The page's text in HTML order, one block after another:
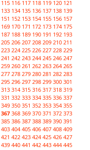
115 116 117 118 119 120 121
133 134 135 136 137 138 139
151 152 153 154 155 156 157
169 170 171 172 173 174 175
187 188 189 190 191 192 193
205 206 207 208 209 210 211
223 224 225 226 227 228 229
241 242 243 244 245 246 247
259 260 261 262 263 264 265
277 278 279 280 281 282 283
295 296 297 298 299 300 301
313 314 315 316 317 318 319
331 332 333 334 335 336 337
349 350 351 352 353 354 355
367 368 369 370 371 372 373
385 386 387 388 389 390 391
403 404 405 406 407 408 409
421 422 423 424 425 426 427
439 440 441 442 443 444 445